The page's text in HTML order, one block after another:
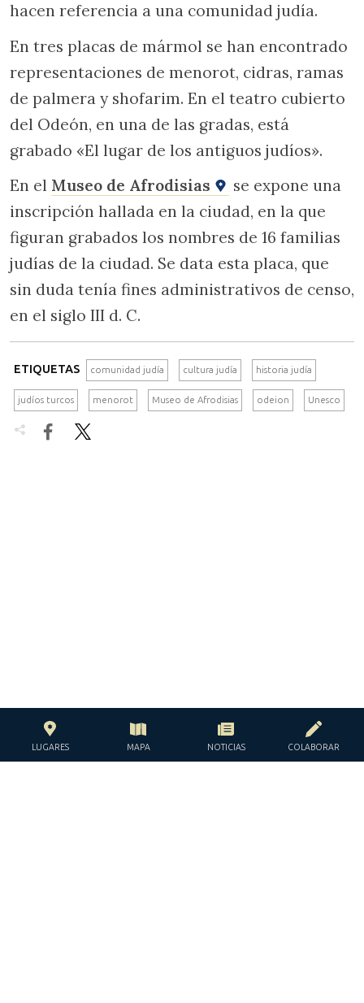
hacen referencia a una comunidad judía.
En tres placas de mármol se han encontrado
representaciones de menorot, cidras, ramas
de palmera y shofarim. En el teatro cubierto
del Odeón, en una de las gradas, está
grabado «El lugar de los antiguos judíos».
En el Museo de Afrodisias
se expone una
inscripción hallada en la ciudad, en la que
figuran grabados los nombres de 16 familias
judías de la ciudad. Se data esta placa, que
sin duda tenía fines administrativos de censo,
en el siglo III d. C.
ETIQUETAS comunidad judía cultura judía historia judía
judíos turcos menorot Museo de Afrodisias odeion Unesco
 
LUGARES MAPA NOTICIAS COLABORAR